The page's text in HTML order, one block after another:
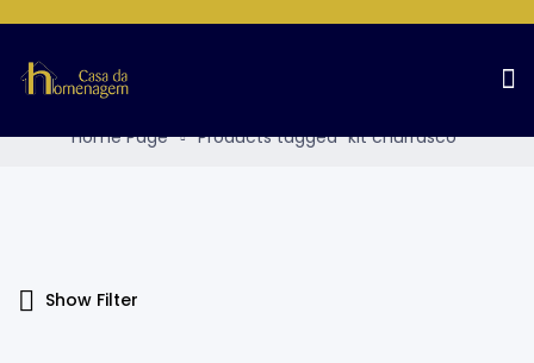
Products Tagged “kit
Home Page Products tagged “kit churrasco”
Show Filter